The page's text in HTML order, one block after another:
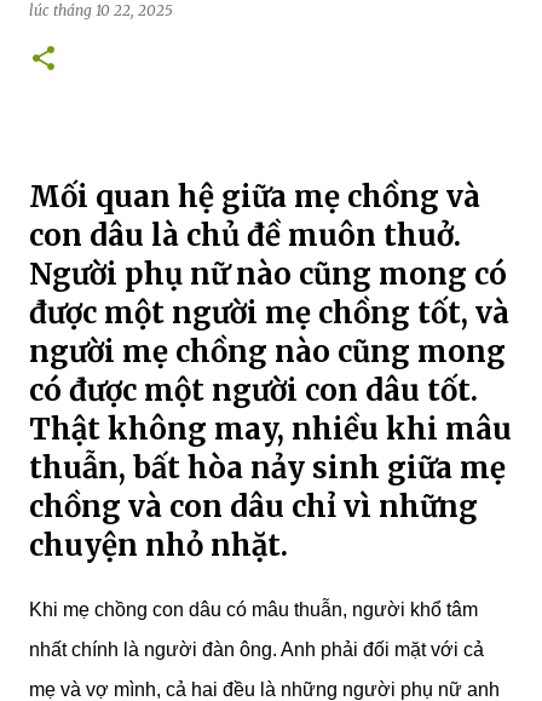
lúc tháng 10 22, 2025
Mối quan hệ giữa mẹ chồng và
con dâu là chủ đề muôn thuở.
Người phụ nữ nào cũng mong có
được một người mẹ chồng tốt, và
người mẹ chồng nào cũng mong
có được một người con dâu tốt.
Thật không may, nhiều khi mâu
thuẫn, bất hòa nảy sinh giữa mẹ
chồng và con dâu chỉ vì những
chuyện nhỏ nhặt.
Khi mẹ chồng con dâu có mâu thuẫn, người khổ tâm
nhất chính là người đàn ông. Anh phải đối mặt với cả
mẹ và vợ mình, cả hai đều là những người phụ nữ anh